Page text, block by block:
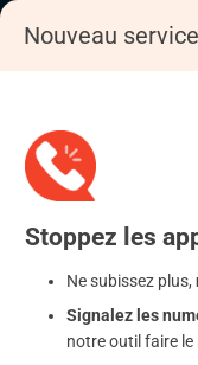
Nouveau
Stoppez les
Ne subissez plus,
Signalez les
notre outil faire le